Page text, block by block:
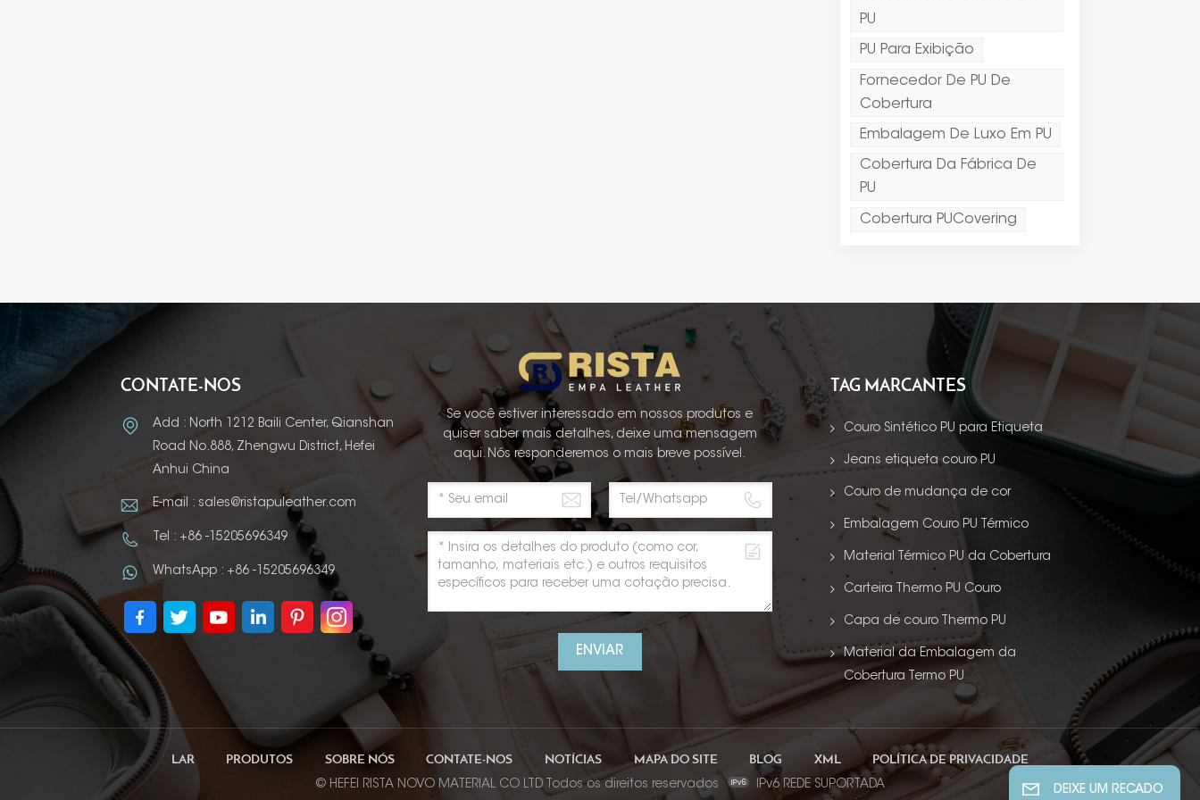
PU
PU Para Exibição
Fornecedor De PU De
Cobertura
Embalagem De Luxo Em PU
Cobertura Da Fábrica De
PU
Cobertura PUCovering
CONTATE-NOS
Add : North 1212 Baili Center, Qianshan
Road No.888, Zhengwu District, Hefei
Anhui China
E-mail : sales@ristapuleather.com
Tel : +86 -15205696349
WhatsApp : +86 -15205696349
Se você estiver interessado em nossos produtos e
quiser saber mais detalhes, deixe uma mensagem
aqui. Nós responderemos o mais breve possível.
ENVIAR
TAG MARCANTES
Couro Sintético PU para Etiqueta
Jeans etiqueta couro PU
Couro de mudança de cor
Embalagem Couro PU Térmico
Material Térmico PU da Cobertura
Carteira Thermo PU Couro
Capa de couro Thermo PU
Material da Embalagem da
Cobertura Termo PU
LAR PRODUTOS SOBRE NÓS CONTATE-NOS NOTÍCIAS MAPA DO SITE BLOG XML POLÍTICA DE PRIVACIDADE
© HEFEI RISTA NOVO MATERIAL CO LTD Todos os direitos reservados IPv6 REDE SUPORTADA DEIXE UM RECADO